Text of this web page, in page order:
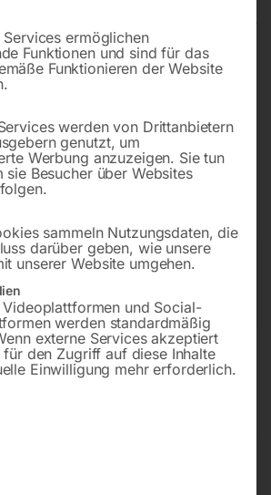
Überschreitung der in Unterabschnitt
Freigrenzen
Versand
in KW 30/2026
(Österreich):€0,00
Die Versandkosten gelten für Österreich.
abweichen.
In den Warenkorb
der Service-Gruppen, für die eine
Services ermöglichen
Funktionen und sind für das
Funktionieren der Website
werden von Drittanbietern
genutzt, um
Werbung anzuzeigen. Sie tun
sie Besucher über Websites
sammeln Nutzungsdaten, die
darüber geben, wie unsere
unserer Website umgehen.
Videoplattformen und Social-
werden standardmäßig
externe Services akzeptiert
den Zugriff auf diese Inhalte
Einwilligung mehr erforderlich.